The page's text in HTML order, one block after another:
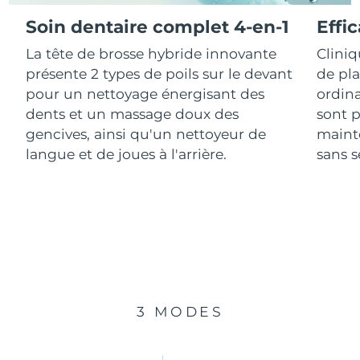
Soin dentaire complet 4-en-1
La tête de brosse hybride innovante
présente 2 types de poils sur le devant
pour un nettoyage énergisant des
dents et un massage doux des
gencives, ainsi qu'un nettoyeur de
langue et de joues à l'arrière.
de
sont
sans
3 MODES
R.A.S. chinoise de
Macao
Malaisie Livraison estimée 8/13/26
Malte Livraison estimée 8/10/26
Mexique
Livraison estimée